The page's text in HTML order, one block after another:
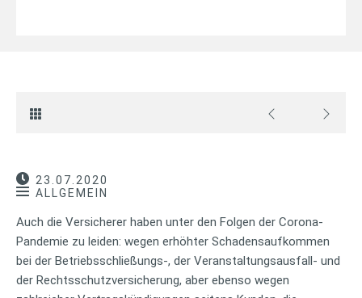
23.07.2020
ALLGEMEIN
Auch die Versicherer haben unter den Folgen der Corona-
Pandemie zu leiden: wegen erhöhter Schadensaufkommen
bei der Betriebsschließungs-, der Veranstaltungsausfall- und
der Rechtsschutzversicherung, aber ebenso wegen